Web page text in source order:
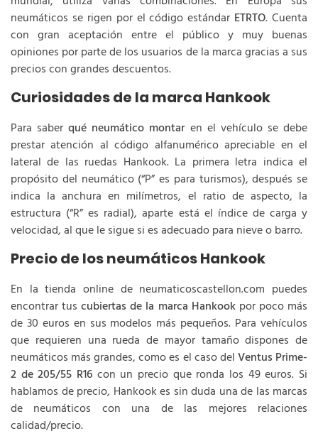
neumáticos se rigen por el código estándar ETRTO. Cuenta
con gran aceptación entre el público y muy buenas
opiniones por parte de los usuarios de la marca gracias a sus
precios con grandes descuentos.
Curiosidades de la marca Hankook
Para saberqué neumático montaren el vehículo se debe
prestar atención al código alfanumérico apreciable en el
lateral de las ruedas Hankook. La primera letra indica el
propósito del neumático (“P” es para turismos), después se
indica la anchura en milímetros, el ratio de aspecto, la
estructura (“R” es radial), aparte está el índice de carga y
velocidad, al que le sigue si es adecuado para nieve o barro.
Precio de los neumáticos Hankook
En la tienda online de neumaticoscastellon.com puedes
encontrar tuscubiertas de la marca Hankookpor poco más
de 30 euros en sus modelos más pequeños. Para vehículos
que requieren una rueda de mayor tamaño dispones de
neumáticos más grandes, como es el caso delVentus Prime-
2 de 205/55 R16 con un precio que ronda los 49 euros. Si
hablamos de precio, Hankook es sin duda una de las marcas
de neumáticos con una de las mejores relaciones
calidad/precio.